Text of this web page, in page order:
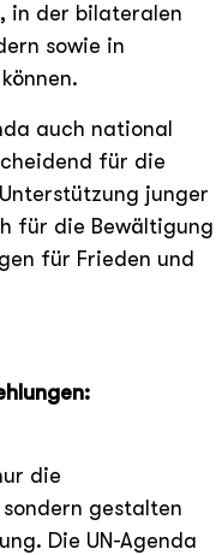
in der bilateralen
sowie in
auch national
für die
junger
für die Bewältigung
für Frieden und
die
gestalten
Die UN-Agenda